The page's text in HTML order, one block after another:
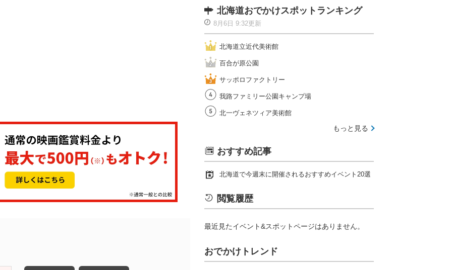
北海道おでかけスポットランキング
8月6日 9:32更新
北海道立近代美術館
百合が原公園
サッポロファクトリー
我路ファミリー公園キャンプ場
北一ヴェネツィア美術館
もっと見る
おすすめ記事
北海道で今週末に開催されるおすすめイベント20選
閲覧履歴
最近見たイベント&スポットページはありません。
おでかけトレンド